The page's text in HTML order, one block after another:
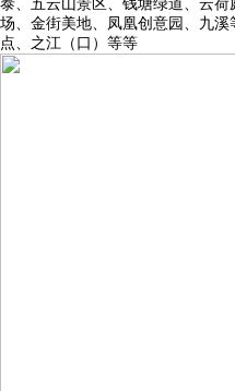
泰、五云山景区、钱塘绿道、云
场、金街美地、凤凰创意园、九
点、之江（口）等等